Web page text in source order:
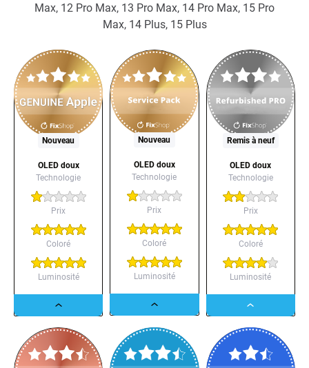
Max, 12 Pro Max, 13 Pro Max, 14 Pro Max, 15 Pro
Max, 14 Plus, 15 Plus
Nouveau
OLED doux
Technologie
Prix
Coloré
Luminosité
Dropdown
button
Nouveau
OLED doux
Technologie
Prix
Coloré
Luminosité
Dropdown
button
Remis à neuf
OLED doux
Technologie
Prix
Coloré
Luminosité
Dropdown
button